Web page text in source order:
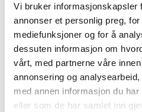
Vi bruker informasjonskapsler
annonser et personlig preg,
mediefunksjoner og for å
dessuten informasjon om
vårt, med partnerne våre
annonsering og
med annen informasjon du har
eller som de har samlet inn